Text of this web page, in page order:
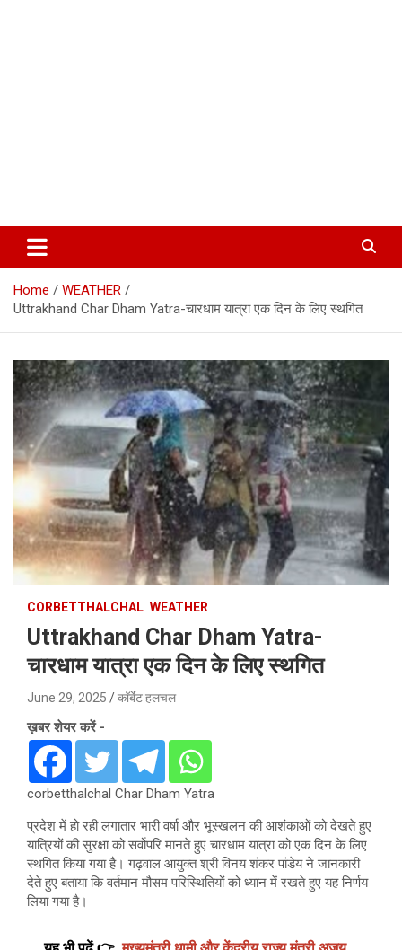
Corbett Halchal (कॉर्बेट हलचल)
Home
WEATHER
Uttrakhand Char Dham Yatra-चारधाम यात्रा एक दिन के लिए स्थगित
CORBETTHALCHAL WEATHER
Uttrakhand Char Dham Yatra-
चारधाम यात्रा एक दिन के लिए स्थगित
June 29, 2025 कॉर्बेट हलचल
ख़बर शेयर करें -
corbetthalchal Char Dham Yatra
प्रदेश में हो रही लगातार भारी वर्षा और भूस्खलन की आशंकाओं को देखते हुए
यात्रियों की सुरक्षा को सर्वोपरि मानते हुए चारधाम यात्रा को एक दिन के लिए
स्थगित किया गया है। गढ़वाल आयुक्त श्री विनय शंकर पांडेय ने जानकारी
देते हुए बताया कि वर्तमान मौसम परिस्थितियों को ध्यान में रखते हुए यह निर्णय
लिया गया है।